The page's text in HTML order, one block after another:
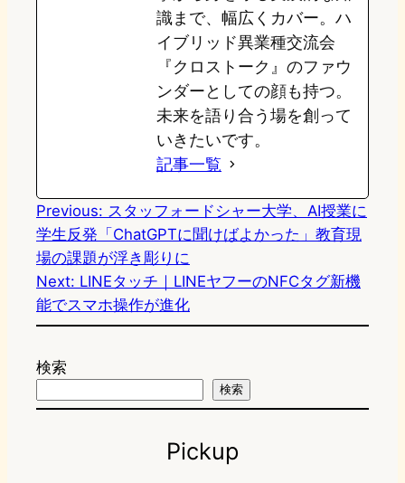
識まで、幅広くカバー。ハ
イブリッド異業種交流会
『クロストーク』のファウ
ンダーとしての顔も持つ。
未来を語り合う場を創って
いきたいです。
記事一覧
Previous: スタッフォードシャー大学、AI授業に
学生反発「ChatGPTに聞けばよかった」教育現
場の課題が浮き彫りに
Next: LINEタッチ｜LINEヤフーのNFCタグ新機
能でスマホ操作が進化
検索
検索
Pickup